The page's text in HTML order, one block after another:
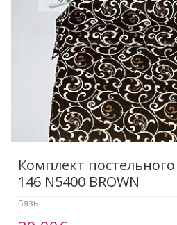
Комплект
146 N5400 BROWN
Бязь